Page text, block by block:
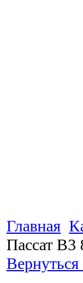
Главная
Пассат В3
Вернуться